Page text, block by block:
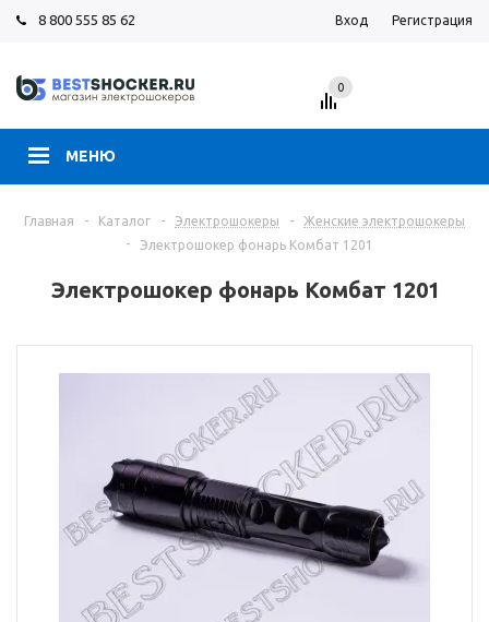
8 800 555 85 62 Вход Регистрация
МЕНЮ
0
Главная - Каталог - Электрошокеры -
Женские электрошокеры
-
Электрошокер фонарь Комбат 1201
Электрошокер фонарь Комбат 1201